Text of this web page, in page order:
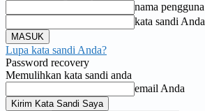
nama pengguna
kata sandi Anda
Lupa kata sandi Anda?
Password recovery
Memulihkan kata sandi anda
email Anda